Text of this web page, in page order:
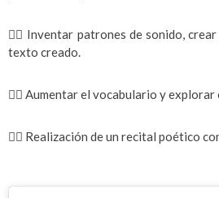
✍🏻 Inventar patrones de sonido,
texto creado.
✍🏻 Aumentar el vocabulario y explorar
✍🏻 Realización de un recital poético